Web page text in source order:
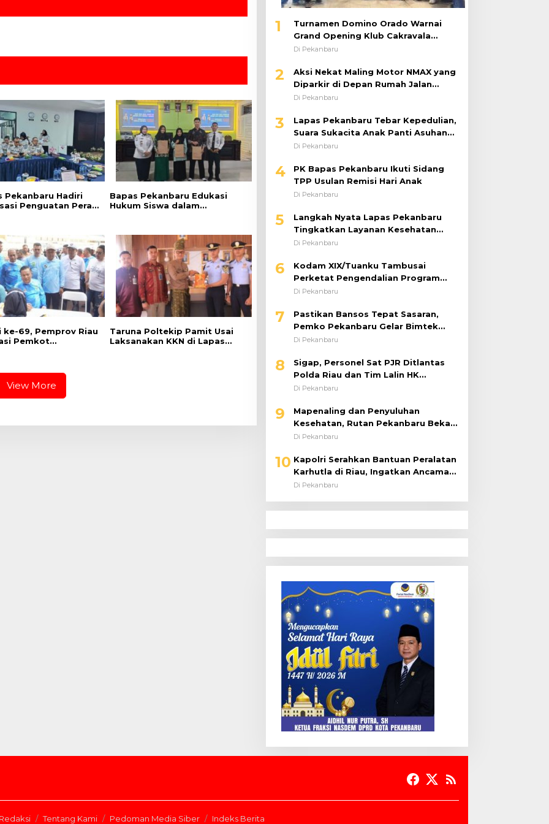
Pekanbaru Hadiri
Penguatan Peran
Bapas Pekanbaru Edukasi
Hukum Siswa dalam
ke-69, Pemprov Riau
Pemkot
Taruna Poltekip Pamit Usai
Laksanakan KKN di Lapas
View More
1
Turnamen Domino Orado Warnai
Grand Opening Klub Cakravala
Pekanbaru
Di Pekanbaru
2
Aksi Nekat Maling Motor NMAX yang
Diparkir di Depan Rumah Jalan
Tiung Raib Dicuri : Korban Minta
Di Pekanbaru
3
Lapas Pekanbaru Tebar Kepedulian,
Suara Sukacita Anak Panti Asuhan
Kemuliaan Iringi Bantuan Sosial
Di Pekanbaru
4
PK Bapas Pekanbaru Ikuti Sidang
TPP Usulan Remisi Hari Anak
Di Pekanbaru
5
Langkah Nyata Lapas Pekanbaru
Tingkatkan Layanan Kesehatan
Melalui Program Prolanis
Di Pekanbaru
6
Kodam XIX/Tuanku Tambusai
Perketat Pengendalian Program
dan Anggaran 2026, Pastikan
Di Pekanbaru
7
Pastikan Bansos Tepat Sasaran,
Pemko Pekanbaru Gelar Bimtek
DTSEN Bagi Operator Puskessos
Di Pekanbaru
8
Sigap, Personel Sat PJR Ditlantas
Polda Riau dan Tim Lalin HK
Berjibaku Selamatkan Korban
Di Pekanbaru
9
Mapenaling dan Penyuluhan
Kesehatan, Rutan Pekanbaru Bekali
37 Tahanan Baru dengan Edukasi
Di Pekanbaru
10 Kapolri Serahkan Bantuan Peralatan
Karhutla di Riau, Ingatkan Ancaman
El Niño dan Prioritaskan
Di Pekanbaru
Redaksi Tentang Kami Pedoman Media Siber Indeks Berita